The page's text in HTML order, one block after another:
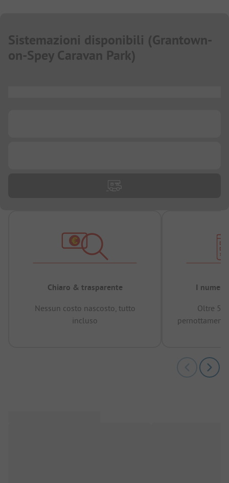
Sistemazioni disponibili (Grantown-
on-Spey Caravan Park)
Chiaro & trasparente
Nessun costo nascosto, tutto
incluso
I numeri
Oltre